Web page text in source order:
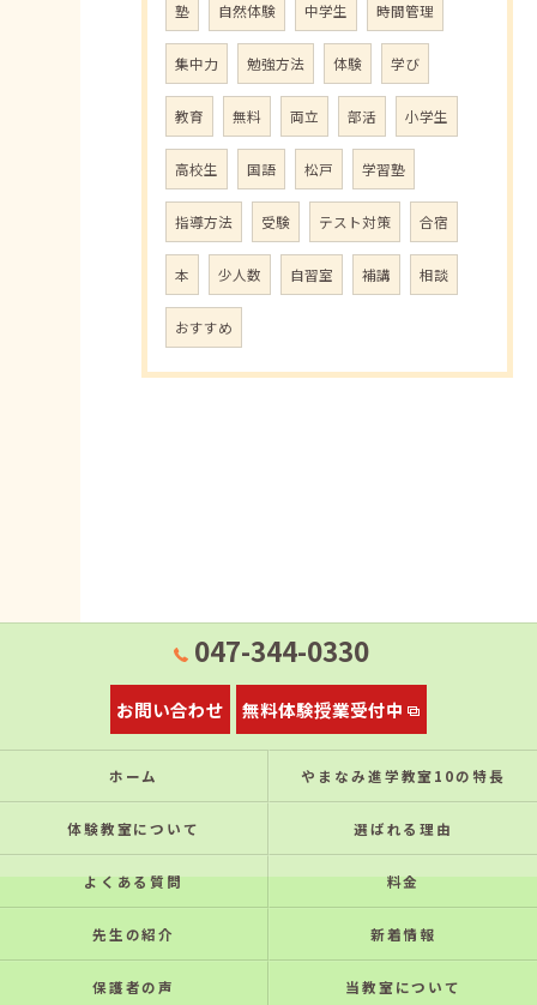
塾 自然体験 中学生 時間管理
集中力 勉強方法 体験 学び
教育 無料 両立 部活 小学生
高校生 国語 松戸 学習塾
指導方法 受験 テスト対策 合宿
本 少人数 自習室 補講 相談
おすすめ
047-344-0330
お問い合わせ 無料体験授業受付中
ホーム やまなみ進学教室10の特⻑
体験教室について 選ばれる理由
よくある質問 料金
先生の紹介 新着情報
保護者の声 当教室について